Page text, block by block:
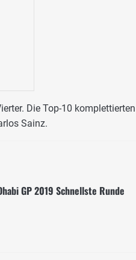
Die Top-10 komplettierten
Sainz.
GP 2019 Schnellste Runde